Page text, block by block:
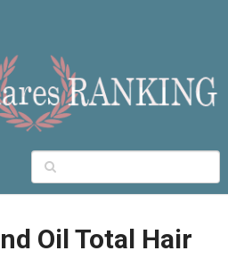
Oil Total Hair